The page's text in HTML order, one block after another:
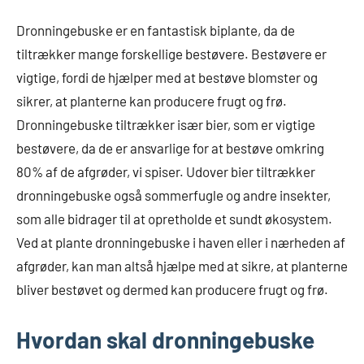
Dronningebuske er en fantastisk biplante, da de
tiltrækker mange forskellige bestøvere. Bestøvere er
vigtige, fordi de hjælper med at bestøve blomster og
sikrer, at planterne kan producere frugt og frø.
Dronningebuske tiltrækker især bier, som er vigtige
bestøvere, da de er ansvarlige for at bestøve omkring
80% af de afgrøder, vi spiser. Udover bier tiltrækker
dronningebuske også sommerfugle og andre insekter,
som alle bidrager til at opretholde et sundt økosystem.
Ved at plante dronningebuske i haven eller i nærheden af
afgrøder, kan man altså hjælpe med at sikre, at planterne
bliver bestøvet og dermed kan producere frugt og frø.
Hvordan skal dronningebuske